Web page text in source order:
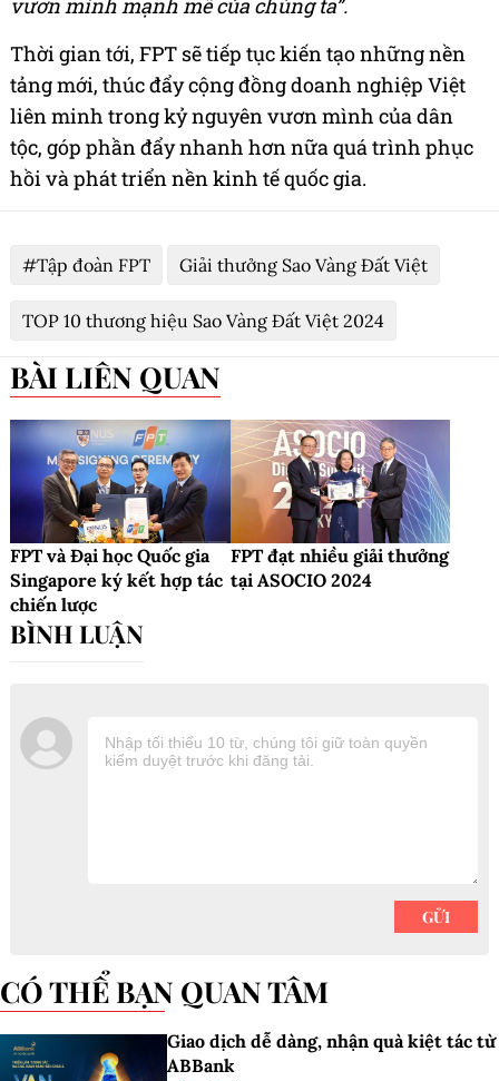
vươn mình mạnh mẽ của chúng ta”.
Thời gian tới, FPT sẽ tiếp tục kiến tạo những nền
tảng mới, thúc đẩy cộng đồng doanh nghiệp Việt
liên minh trong kỷ nguyên vươn mình của dân
tộc, góp phần đẩy nhanh hơn nữa quá trình phục
hồi và phát triển nền kinh tế quốc gia.
#Tập đoàn FPT Giải thưởng Sao Vàng Đất Việt
TOP 10 thương hiệu Sao Vàng Đất Việt 2024
BÀI LIÊN QUAN
FPT và Đại học Quốc gia
Singapore ký kết hợp tác
chiến lược
FPT đạt nhiều giải thưởng
tại ASOCIO 2024
CÓ THỂ BẠN QUAN TÂM
Giao dịch dễ dàng, nhận quà kiệt tác từ
ABBank